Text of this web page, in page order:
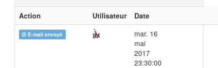
Action
Utilisateur Date
E-mail envoyé
mar. 16
mai
2017
23:30:00